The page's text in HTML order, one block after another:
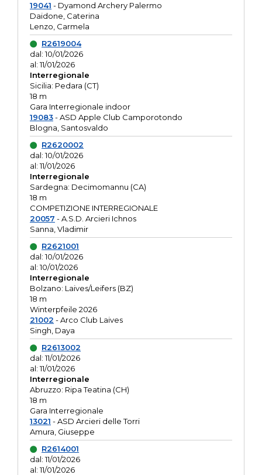
19041 - Dyamond Archery Palermo
Daidone, Caterina
Lenzo, Carmela
R2619004
dal: 10/01/2026
al: 11/01/2026
Interregionale
Sicilia: Pedara (CT)
18 m
Gara Interregionale indoor
19083- ASD Apple Club Camporotondo
Blogna, Santosvaldo
R2620002
dal: 10/01/2026
al: 11/01/2026
Interregionale
Sardegna: Decimomannu (CA)
18 m
COMPETIZIONE INTERREGIONALE
20057 - A.S.D. Arcieri Ichnos
Sanna, Vladimir
R2621001
dal: 10/01/2026
al: 10/01/2026
Interregionale
Bolzano: Laives/Leifers (BZ)
18 m
Winterpfeile 2026
21002 - Arco Club Laives
Singh, Daya
R2613002
dal: 11/01/2026
al: 11/01/2026
Interregionale
Abruzzo: Ripa Teatina (CH)
18 m
Gara Interregionale
13021 - ASD Arcieri delle Torri
Amura, Giuseppe
R2614001
dal: 11/01/2026
al: 11/01/2026